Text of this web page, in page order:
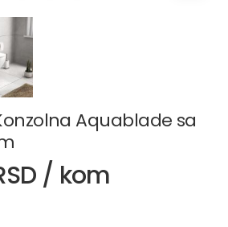
Aquablade sa
/ kom